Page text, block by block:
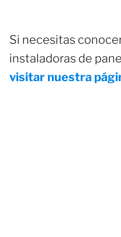
Si necesitas
instaladoras de
visitar nuestra